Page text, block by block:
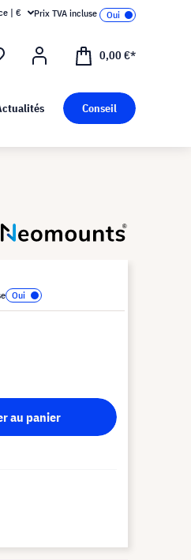
| € Prix TVA incluse
0,00 €*
Conseil
au panier